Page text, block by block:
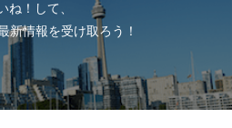
ね！して、
新情報を受け取ろう！